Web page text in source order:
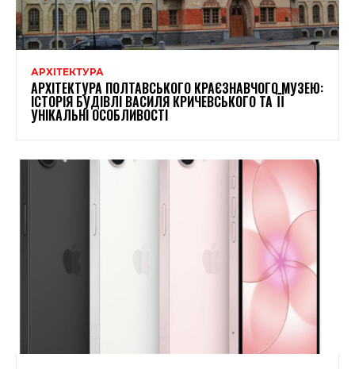
АРХІТЕКТУРА
АРХІТЕКТУРА ПОЛТАВСЬКОГО КРАЄЗНАВЧОГО МУЗЕЮ:
ІСТОРІЯ БУДІВЛІ ВАСИЛЯ КРИЧЕВСЬКОГО ТА ЇЇ
УНІКАЛЬНІ ОСОБЛИВОСТІ